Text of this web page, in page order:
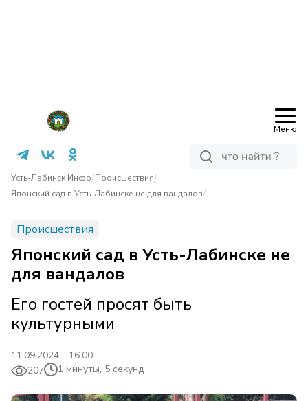
Меню
Усть-Лабинск Инфо/Происшествия/
Японский сад в Усть-Лабинске не для вандалов/
Происшествия
Японский сад в Усть-Лабинске не
для вандалов
Его гостей просят быть
культурными
11.09.2024 - 16:00
207
1 минуты, 5 секунд